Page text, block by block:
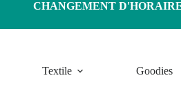
CHANGEMENT
Textile Goodies